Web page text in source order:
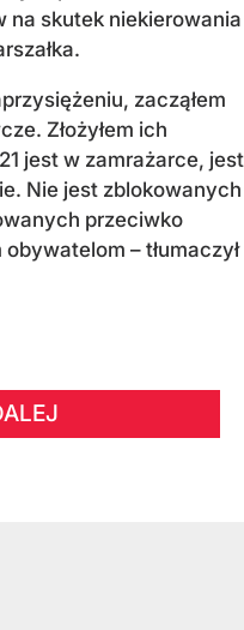
na skutek niekierowania
zacząłem
Złożyłem ich
jest w zamrażarce, jest
Nie jest zblokowanych
przeciwko
– tłumaczył